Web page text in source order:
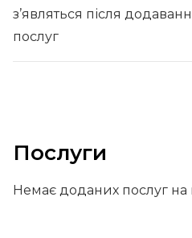
з’являться після
послуг
Послуги
Немає доданих послуг на